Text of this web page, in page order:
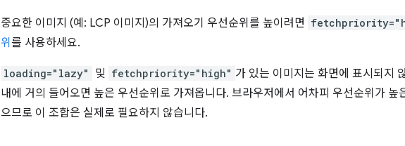
중요한 이미지 (예: LCP 이미지)의 가져오기 우선순위를 높이려면
위 를 사용하세요.
loading="lazy" 및 fetchpriority="high" 가 있는 이미지는 화면에 표시되지
내에 거의 들어오면 높은 우선순위로 가져옵니다. 브라우저에서 어차피 우선순위가 높
으므로 이 조합은 실제로 필요하지 않습니다.